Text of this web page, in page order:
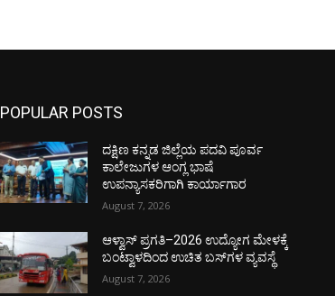
POPULAR POSTS
ದಕ್ಷಿಣ ಕನ್ನಡ ಜಿಲ್ಲೆಯ ಪದವಿ ಪೂರ್ವ
ಕಾಲೇಜುಗಳ ಆಂಗ್ಲ ಭಾಷೆ
ಉಪನ್ಯಾಸಕರಿಗಾಗಿ ಕಾರ್ಯಾಗಾರ
August 7, 2026
ಆಳ್ವಾಸ್ ಪ್ರಗತಿ–2026 ಉದ್ಯೋಗ ಮೇಳಕ್ಕೆ
ಬಂಟ್ವಾಳದಿಂದ ಉಚಿತ ಬಸ್‌ಗಳ ವ್ಯವಸ್ಥೆ
August 7, 2026